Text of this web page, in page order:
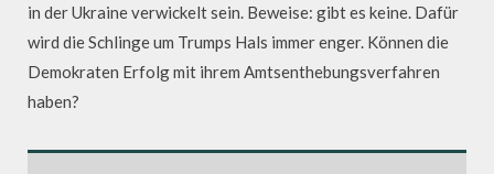
in der Ukraine verwickelt sein. Beweise: gibt es keine. Dafür
wird die Schlinge um Trumps Hals immer enger. Können die
Demokraten Erfolg mit ihrem Amtsenthebungsverfahren
haben?